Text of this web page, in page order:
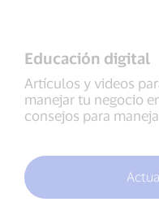
Educación digital
Artículos y videos
manejar tu negocio
consejos para